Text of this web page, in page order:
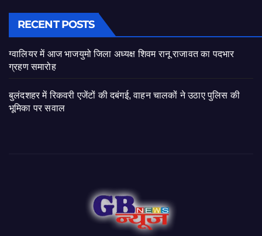
RECENT POSTS
ग्वालियर में आज भाजयुमो जिला अध्यक्ष शिवम रानू राजावत का पदभार
ग्रहण समारोह
बुलंदशहर में रिकवरी एजेंटों की दबंगई, वाहन चालकों ने उठाए पुलिस की
भूमिका पर सवाल